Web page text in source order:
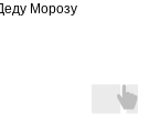
Морозу